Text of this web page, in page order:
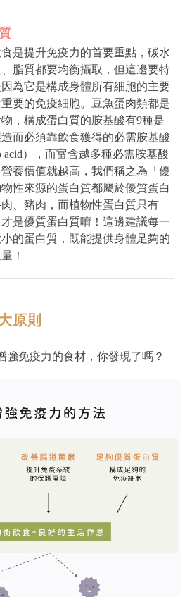
是提升免疫力的首要重點，碳水
脂質都要均衡攝取，但這邊要特
為它是構成身體所有細胞的主要
要的免疫細胞。豆魚蛋肉類都是
，構成蛋白質的胺基酸有9種是
而必須靠飲食獲得的必需胺基酸
acid），而富含越多種必需胺基酸
養價值就越高，我們稱之為「優
性來源的蛋白質都屬於優質蛋白
、豬肉，而植物性蛋白質只有
才是優質蛋白質唷！這邊建議每一
的蛋白質，既能提供身體足夠的
！
原則
強免疫力的食材，你發現了嗎？